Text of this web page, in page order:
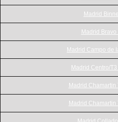
Madrid
Madrid Bravo
Madrid Campo de
Madrid Centro/
Madrid Chamartin
Madrid Chamartin